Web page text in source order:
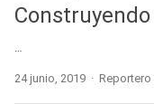
…
24 junio, 2019 Author
Reportero